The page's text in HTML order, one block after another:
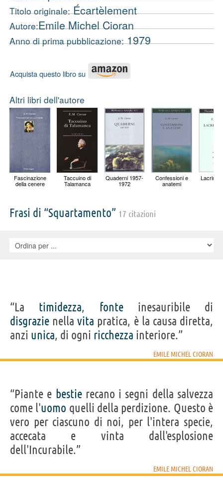
Titolo originale:Écartèlement
Autore:Emile Michel Cioran
Anno di prima pubblicazione:1979
Acquista questo libro su
Altri libri dell'autore
Fascinazione
della cenere
Taccuino di
Talamanca
Quaderni 1957-
1972
Confessioni e
anatemi
Lacrime
Frasi di “Squartamento” 17 citazioni
“La timidezza, fonteinesauribile di
disgrazie nellavita pratica, è la causa diretta,
anzi unica, di ogni ricchezza interiore.”
EMILE MICHEL CIORAN
“Piante e bestierecano i segni della salvezza
come l'uomo quelli della perdizione. Questo è
vero per ciascuno di noi, per l'intera specie,
accecata e vinta dall'esplosione
dell'Incurabile.”
EMILE MICHEL CIORAN